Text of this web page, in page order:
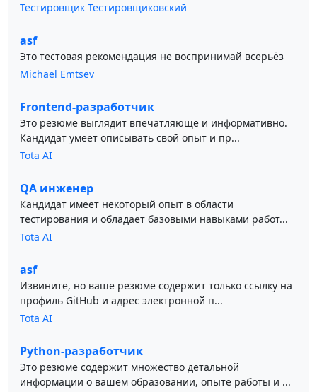
Тестировщик Тестировщиковский
asf
Это тестовая рекомендация не воспринимай всерьёз
Michael Emtsev
Frontend-разработчик
Это резюме выглядит впечатляюще и информативно.
Кандидат умеет описывать свой опыт и пр...
Tota AI
QA инженер
Кандидат имеет некоторый опыт в области
тестирования и обладает базовыми навыками работ...
Tota AI
asf
Извините, но ваше резюме содержит только ссылку на
профиль GitHub и адрес электронной п...
Tota AI
Python-разработчик
Это резюме содержит множество детальной
информации о вашем образовании, опыте работы и ...